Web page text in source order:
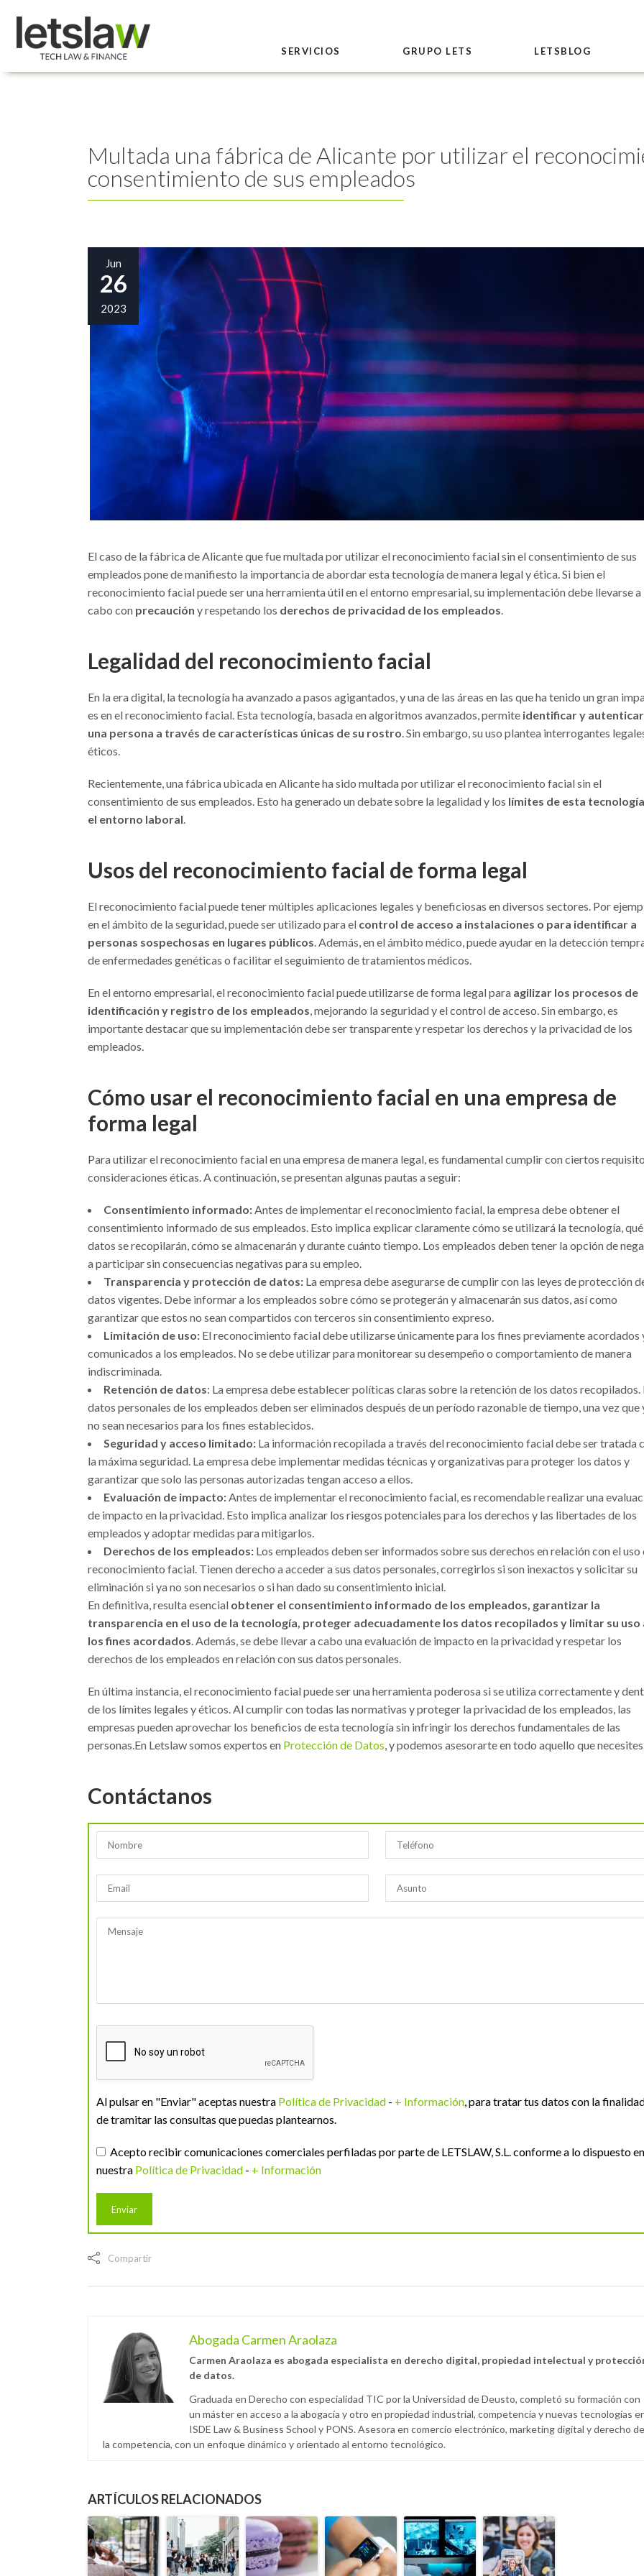
SERVICIOS GRUPO LETS LETSBLOG
Multada una fábrica de Alicante por utilizar el
consentimiento de sus empleados
Jun
26
2023
El caso de la fábrica de Alicante que fue multada por utilizar el reconocimiento facial sin el consentimiento de sus
empleados pone de manifiesto la importancia de abordar esta tecnología de manera legal y ética. Si bien el
reconocimiento facial puede ser una herramienta útil en el entorno empresarial, su implementación debe llevarse a
cabo con precaución y respetando los derechos de privacidad de los empleados.
Legalidad del reconocimiento facial
En la era digital, la tecnología ha avanzado a pasos agigantados, y una de las áreas en las que ha tenido un gran
es en el reconocimiento facial. Esta tecnología, basada en algoritmos avanzados, permite identificar y
una persona a través de características únicas de su rostro. Sin embargo, su uso plantea interrogantes
éticos.
Recientemente, una fábrica ubicada en Alicante ha sido multada por utilizar el reconocimiento facial sin el
consentimiento de sus empleados. Esto ha generado un debate sobre la legalidad y los límites de esta
el entorno laboral.
Usos del reconocimiento facial de forma legal
El reconocimiento facial puede tener múltiples aplicaciones legales y beneficiosas en diversos sectores. Por
en el ámbito de la seguridad, puede ser utilizado para el control de acceso a instalaciones o para identificar a
personas sospechosas en lugares públicos. Además, en el ámbito médico, puede ayudar en la detección
de enfermedades genéticas o facilitar el seguimiento de tratamientos médicos.
En el entorno empresarial, el reconocimiento facial puede utilizarse de forma legal para agilizar los procesos de
identificación y registro de los empleados, mejorando la seguridad y el control de acceso. Sin embargo, es
importante destacar que su implementación debe ser transparente y respetar los derechos y la privacidad de los
empleados.
Cómo usar el reconocimiento facial en una empresa de
forma legal
Para utilizar el reconocimiento facial en una empresa de manera legal, es fundamental cumplir con ciertos
consideraciones éticas. A continuación, se presentan algunas pautas a seguir:
Consentimiento informado:Antes de implementar el reconocimiento facial, la empresa debe obtener el
consentimiento informado de sus empleados. Esto implica explicar claramente cómo se utilizará la tecnología, qué
datos se recopilarán, cómo se almacenarán y durante cuánto tiempo. Los empleados deben tener la opción de
a participar sin consecuencias negativas para su empleo.
Transparencia y protección de datos: La empresa debe asegurarse de cumplir con las leyes de protección
datos vigentes. Debe informar a los empleados sobre cómo se protegerán y almacenarán sus datos, así como
garantizar que estos no sean compartidos con terceros sin consentimiento expreso.
Limitación de uso: El reconocimiento facial debe utilizarse únicamente para los fines previamente acordados
comunicados a los empleados. No se debe utilizar para monitorear su desempeño o comportamiento de manera
indiscriminada.
Retención de datos: La empresa debe establecer políticas claras sobre la retención de los datos recopilados.
datos personales de los empleados deben ser eliminados después de un período razonable de tiempo, una vez que
no sean necesarios para los fines establecidos.
Seguridad y acceso limitado: La información recopilada a través del reconocimiento facial debe ser tratada
la máxima seguridad. La empresa debe implementar medidas técnicas y organizativas para proteger los datos y
garantizar que solo las personas autorizadas tengan acceso a ellos.
Evaluación de impacto:Antes de implementar el reconocimiento facial, es recomendable realizar una
de impacto en la privacidad. Esto implica analizar los riesgos potenciales para los derechos y las libertades de los
empleados y adoptar medidas para mitigarlos.
Derechos de los empleados: Los empleados deben ser informados sobre sus derechos en relación con el uso
reconocimiento facial. Tienen derecho a acceder a sus datos personales, corregirlos si son inexactos y solicitar su
eliminación si ya no son necesarios o si han dado su consentimiento inicial.
En definitiva, resulta esencial obtener el consentimiento informado de los empleados, garantizar la
transparencia en el uso de la tecnología, proteger adecuadamente los datos recopilados y limitar su uso
los fines acordados. Además, se debe llevar a cabo una evaluación de impacto en la privacidad y respetar los
derechos de los empleados en relación con sus datos personales.
En última instancia, el reconocimiento facial puede ser una herramienta poderosa si se utiliza correctamente y
de los límites legales y éticos. Al cumplir con todas las normativas y proteger la privacidad de los empleados, las
empresas pueden aprovechar los beneficios de esta tecnología sin infringir los derechos fundamentales de las
personas.En Letslaw somos expertos en Protección de Datos, y podemos asesorarte en todo aquello que
Contáctanos
Al pulsar en "Enviar" aceptas nuestra Política de Privacidad - + Información, para tratar tus datos con la
de tramitar las consultas que puedas plantearnos.
Acepto recibir comunicaciones comerciales perfiladas por parte de LETSLAW, S.L. conforme a lo dispuesto en
nuestra Política de Privacidad - + Información
Compartir
Abogada Carmen Araolaza
Carmen Araolaza es abogada especialista en derecho digital, propiedad intelectual y
de datos.
Graduada en Derecho con especialidad TIC por la Universidad de Deusto, completó su formación con
un máster en acceso a la abogacía y otro en propiedad industrial, competencia y nuevas tecnologías
ISDE Law & Business School y PONS. Asesora en comercio electrónico, marketing digital y derecho de
la competencia, con un enfoque dinámico y orientado al entorno tecnológico.
ARTÍCULOS RELACIONADOS